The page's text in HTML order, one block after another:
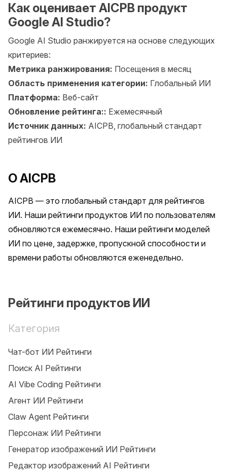
Как оценивает AICPB продукт
Google AI Studio?
Google AI Studio ранжируется на основе следующих
критериев:
Метрика ранжирования: Посещения в месяц
Область применения категории: Глобальный ИИ
Платформа: Веб-сайт
Обновление рейтинга:: Ежемесячный
Источник данных: AICPB, глобальный стандарт
рейтингов ИИ
О AICPB
AICPB — это глобальный стандарт для рейтингов
ИИ. Наши рейтинги продуктов ИИ по пользователям
обновляются ежемесячно. Наши рейтинги моделей
ИИ по цене, задержке, пропускной способности и
времени работы обновляются еженедельно.
Рейтинги продуктов ИИ
Категория
Чат-бот ИИ Рейтинги
Поиск AI Рейтинги
AI Vibe Coding Рейтинги
Агент ИИ Рейтинги
Claw Agent Рейтинги
Персонаж ИИ Рейтинги
Генератор изображений ИИ Рейтинги
Редактор изображений AI Рейтинги